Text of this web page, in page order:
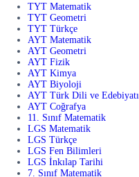
TYT Matematik
TYT Geometri
TYT Türkçe
AYT Matematik
AYT Geometri
AYT Fizik
AYT Kimya
AYT Biyoloji
AYT Türk Dili ve Edebiyatı
AYT Coğrafya
11. Sınıf Matematik
LGS Matematik
LGS Türkçe
LGS Fen Bilimleri
LGS İnkılap Tarihi
7. Sınıf Matematik